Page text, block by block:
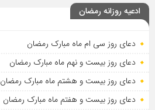
ادعیه روزانه رمضان
دعای روز سی ام ماه مبارک رمضان
دعای روز بیست و نهم ماه مبارک رمضان
دعای روز بیست و هشتم ماه مبارک رمضان
دعای روز بیست و هفتم ماه مبارک رمضان